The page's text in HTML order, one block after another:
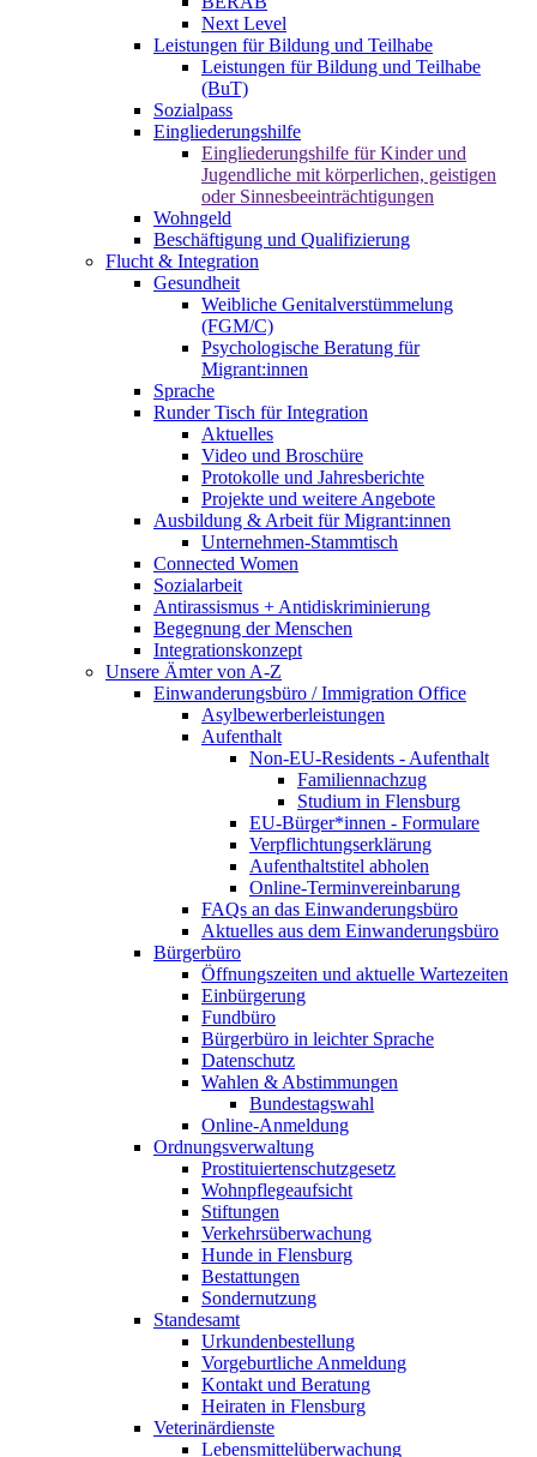
Next Level
Leistungen für Bildung und Teilhabe
Leistungen für Bildung und Teilhabe
(BuT)
Sozialpass
Eingliederungshilfe
Eingliederungshilfe für Kinder und
Jugendliche mit körperlichen, geistigen
oder Sinnesbeeinträchtigungen
Wohngeld
Beschäftigung und Qualifizierung
Flucht & Integration
Gesundheit
Weibliche Genitalverstümmelung
(FGM/C)
Psychologische Beratung für
Migrant:innen
Sprache
Runder Tisch für Integration
Aktuelles
Video und Broschüre
Protokolle und Jahresberichte
Projekte und weitere Angebote
Ausbildung & Arbeit für Migrant:innen
Unternehmen-Stammtisch
Connected Women
Sozialarbeit
Antirassismus + Antidiskriminierung
Begegnung der Menschen
Integrationskonzept
Unsere Ämter von A-Z
Einwanderungsbüro / Immigration Office
Asylbewerberleistungen
Aufenthalt
Non-EU-Residents - Aufenthalt
Familiennachzug
Studium in Flensburg
EU-Bürger*innen - Formulare
Verpflichtungserklärung
Aufenthaltstitel abholen
Online-Terminvereinbarung
FAQs an das Einwanderungsbüro
Aktuelles aus dem Einwanderungsbüro
Bürgerbüro
Öffnungszeiten und aktuelle Wartezeiten
Einbürgerung
Fundbüro
Bürgerbüro in leichter Sprache
Datenschutz
Wahlen & Abstimmungen
Bundestagswahl
Online-Anmeldung
Ordnungsverwaltung
Prostituiertenschutzgesetz
Wohnpflegeaufsicht
Stiftungen
Verkehrsüberwachung
Hunde in Flensburg
Bestattungen
Sondernutzung
Standesamt
Urkundenbestellung
Vorgeburtliche Anmeldung
Kontakt und Beratung
Heiraten in Flensburg
Veterinärdienste
Lebensmittelüberwachung